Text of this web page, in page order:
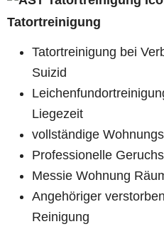
Tatortreinigung
Tatortreinigung bei
Suizid
Liegezeit
vollständige
Professionelle
Messie Wohnung
Angehöriger
Reinigung